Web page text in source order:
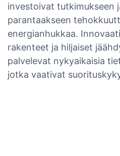
investoivat tutkimukseen
parantaakseen
energianhukkaa.
rakenteet ja hiljaiset
palvelevat nykyaikaisia
jotka vaativat